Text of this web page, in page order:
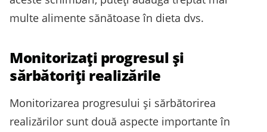
multe alimente sănătoase în dieta dvs.
Monitorizați progresul și
sărbătoriți realizările
Monitorizarea progresului și sărbătorirea
realizărilor sunt două aspecte importante în